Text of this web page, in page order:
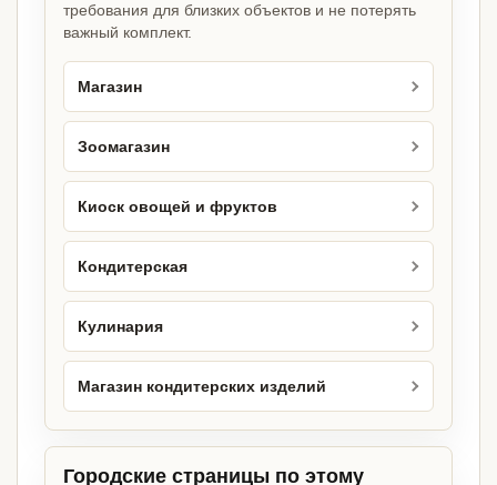
требования для близких объектов и не потерять
важный комплект.
Магазин
Зоомагазин
Киоск овощей и фруктов
Кондитерская
Кулинария
Магазин кондитерских изделий
Городские страницы по этому